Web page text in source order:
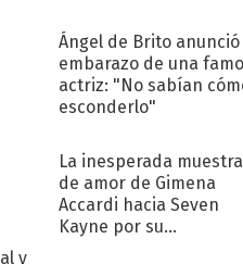
Ángel de Brito anunció
embarazo de una
actriz: "No sabían
esconderlo"
La inesperada muestra
de amor de Gimena
Accardi hacia Seven
Kayne por su